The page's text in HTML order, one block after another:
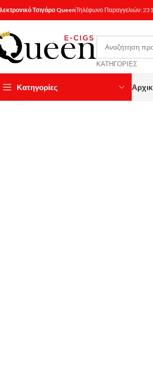
Τσιγάρο QueenΤηλέφωνο Παραγγελιών:
ΚΑΤΗΓΟΡΊΕΣ
Κατηγορίες
Κάντε κλικ για μεγέθυνση